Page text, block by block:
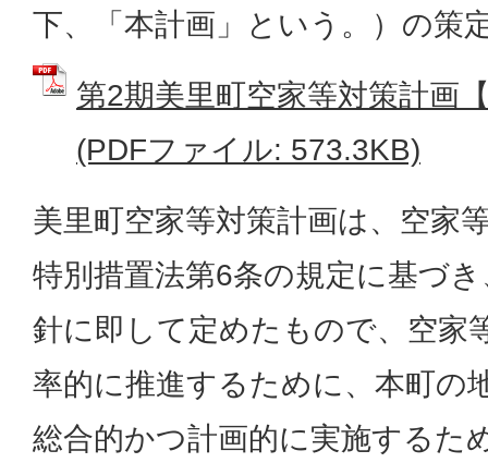
下、「本計画」という。）の策
第2期美里町空家等対策計画
(PDFファイル: 573.3KB)
美里町空家等対策計画は、空家
特別措置法第6条の規定に基づ
針に即して定めたもので、空家
率的に推進するために、本町の
総合的かつ計画的に実施するた